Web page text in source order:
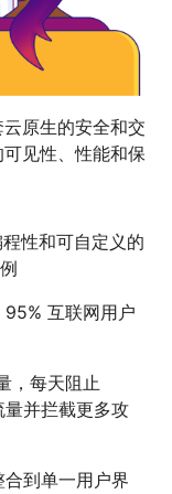
原生的安全和交
见性、性能和保
性和可自定义的
95% 互联网用户
，每天阻止
并拦截更多攻
合到单一用户界